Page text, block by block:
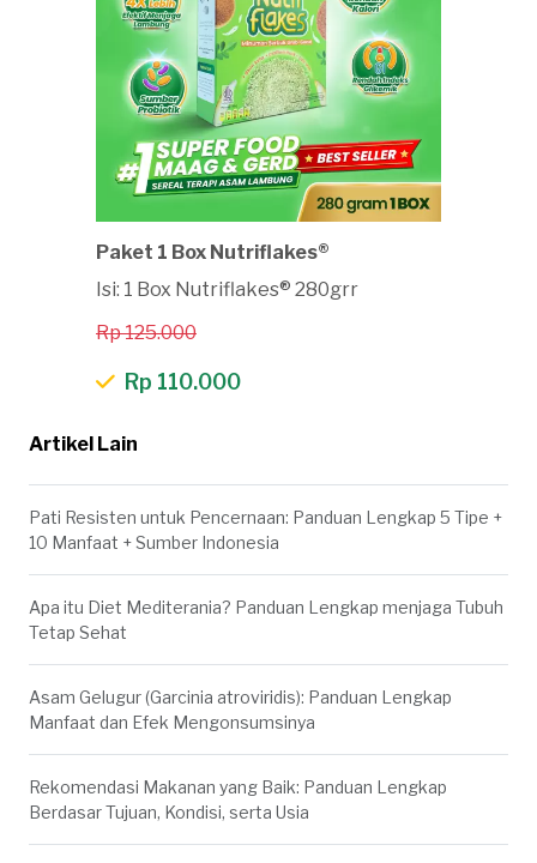
Paket 1 Box Nutriflakes®
Isi: 1 Box Nutriflakes® 280grr
Rp 125.000
Rp 110.000
Artikel Lain
Pati Resisten untuk Pencernaan: Panduan Lengkap 5 Tipe +
10 Manfaat + Sumber Indonesia
Apa itu Diet Mediterania? Panduan Lengkap menjaga Tubuh
Tetap Sehat
Asam Gelugur (Garcinia atroviridis): Panduan Lengkap
Manfaat dan Efek Mengonsumsinya
Rekomendasi Makanan yang Baik: Panduan Lengkap
Berdasar Tujuan, Kondisi, serta Usia